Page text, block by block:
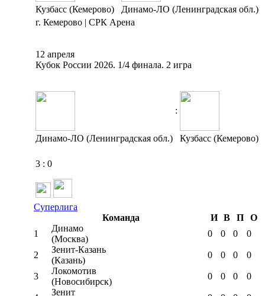
Кузбасс (Кемерово)
Динамо-ЛО (Ленинградская обл.)
г. Кемерово | СРК Арена
12 апреля
Кубок России 2026. 1/4 финала. 2 игра
:
Динамо-ЛО (Ленинградская обл.) Кузбасс (Кемерово)
3 : 0
Суперлига
Команда
И В П
О
1
Динамо
(Москва)
0 0 0 0
2
Зенит-Казань
(Казань)
0 0 0 0
3
Локомотив
(Новосибирск)
0 0 0 0
Зенит